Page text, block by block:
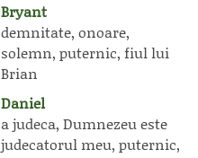
Bryant
demnitate, onoare,
solemn, puternic, fiul lui
Brian
Daniel
a judeca, Dumnezeu este
judecatorul meu, puternic,